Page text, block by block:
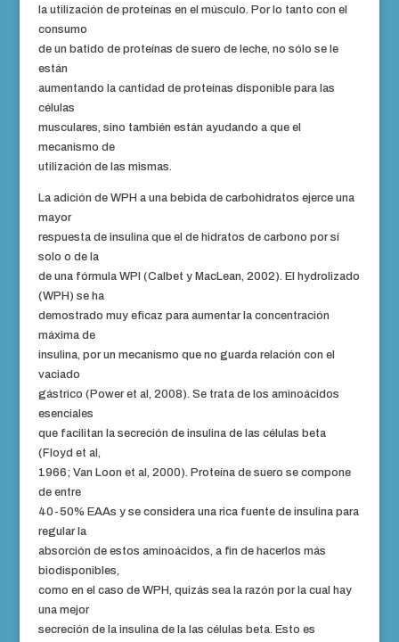
la utilización de proteínas en el músculo. Por lo tanto con el
consumo
de un batido de proteínas de suero de leche, no sólo se le
están
aumentando la cantidad de proteínas disponible para las
células
musculares, sino también están ayudando a que el
mecanismo de
utilización de las mismas.
La adición de WPH a una bebida de carbohidratos ejerce una
mayor
respuesta de insulina que el de hidratos de carbono por sí
solo o de la
de una fórmula WPI (Calbet y MacLean, 2002). El hydrolizado
(WPH) se ha
demostrado muy eficaz para aumentar la concentración
máxima de
insulina, por un mecanismo que no guarda relación con el
vaciado
gástrico (Power et al, 2008). Se trata de los aminoácidos
esenciales
que facilitan la secreción de insulina de las células beta
(Floyd et al,
1966; Van Loon et al, 2000). Proteína de suero se compone
de entre
40-50% EAAs y se considera una rica fuente de insulina para
regular la
absorción de estos aminoácidos, a fin de hacerlos más
biodisponibles,
como en el caso de WPH, quizás sea la razón por la cual hay
una mejor
secreción de la insulina de la las células beta. Esto es